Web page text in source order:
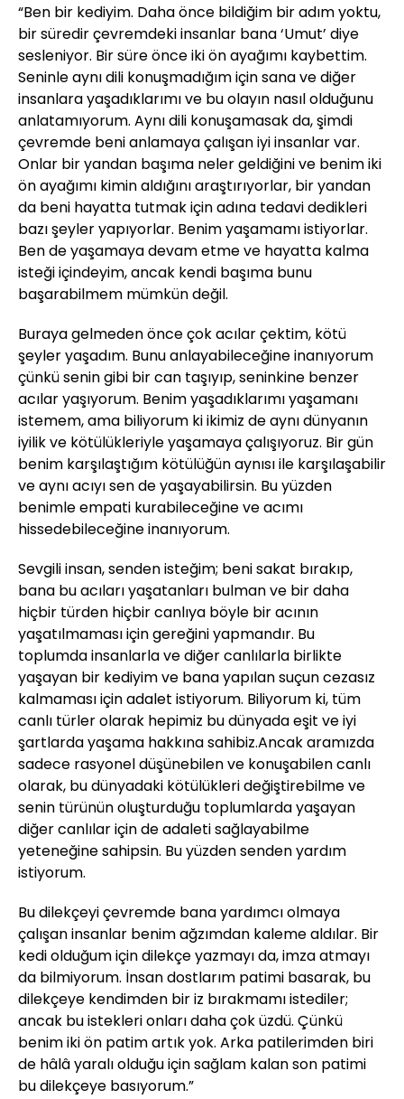
“Ben bir kediyim. Daha önce bildiğim bir adım yoktu,
bir süredir çevremdeki insanlar bana ‘Umut’ diye
sesleniyor. Bir süre önce iki ön ayağımı kaybettim.
Seninle aynı dili konuşmadığım için sana ve diğer
insanlara yaşadıklarımı ve bu olayın nasıl olduğunu
anlatamıyorum. Aynı dili konuşamasak da, şimdi
çevremde beni anlamaya çalışan iyi insanlar var.
Onlar bir yandan başıma neler geldiğini ve benim iki
ön ayağımı kimin aldığını araştırıyorlar, bir yandan
da beni hayatta tutmak için adına tedavi dedikleri
bazı şeyler yapıyorlar. Benim yaşamamı istiyorlar.
Ben de yaşamaya devam etme ve hayatta kalma
isteği içindeyim, ancak kendi başıma bunu
başarabilmem mümkün değil.
Buraya gelmeden önce çok acılar çektim, kötü
şeyler yaşadım. Bunu anlayabileceğine inanıyorum
çünkü senin gibi bir can taşıyıp, seninkine benzer
acılar yaşıyorum. Benim yaşadıklarımı yaşamanı
istemem, ama biliyorum ki ikimiz de aynı dünyanın
iyilik ve kötülükleriyle yaşamaya çalışıyoruz. Bir gün
benim karşılaştığım kötülüğün aynısı ile karşılaşabilir
ve aynı acıyı sen de yaşayabilirsin. Bu yüzden
benimle empati kurabileceğine ve acımı
hissedebileceğine inanıyorum.
Sevgili insan, senden isteğim; beni sakat bırakıp,
bana bu acıları yaşatanları bulman ve bir daha
hiçbir türden hiçbir canlıya böyle bir acının
yaşatılmaması için gereğini yapmandır. Bu
toplumda insanlarla ve diğer canlılarla birlikte
yaşayan bir kediyim ve bana yapılan suçun cezasız
kalmaması için adalet istiyorum. Biliyorum ki, tüm
canlı türler olarak hepimiz bu dünyada eşit ve iyi
şartlarda yaşama hakkına sahibiz.Ancak aramızda
sadece rasyonel düşünebilen ve konuşabilen canlı
olarak, bu dünyadaki kötülükleri değiştirebilme ve
senin türünün oluşturduğu toplumlarda yaşayan
diğer canlılar için de adaleti sağlayabilme
yeteneğine sahipsin. Bu yüzden senden yardım
istiyorum.
Bu dilekçeyi çevremde bana yardımcı olmaya
çalışan insanlar benim ağzımdan kaleme aldılar. Bir
kedi olduğum için dilekçe yazmayı da, imza atmayı
da bilmiyorum. İnsan dostlarım patimi basarak, bu
dilekçeye kendimden bir iz bırakmamı istediler;
ancak bu istekleri onları daha çok üzdü. Çünkü
benim iki ön patim artık yok. Arka patilerimden biri
de hâlâ yaralı olduğu için sağlam kalan son patimi
bu dilekçeye basıyorum.”